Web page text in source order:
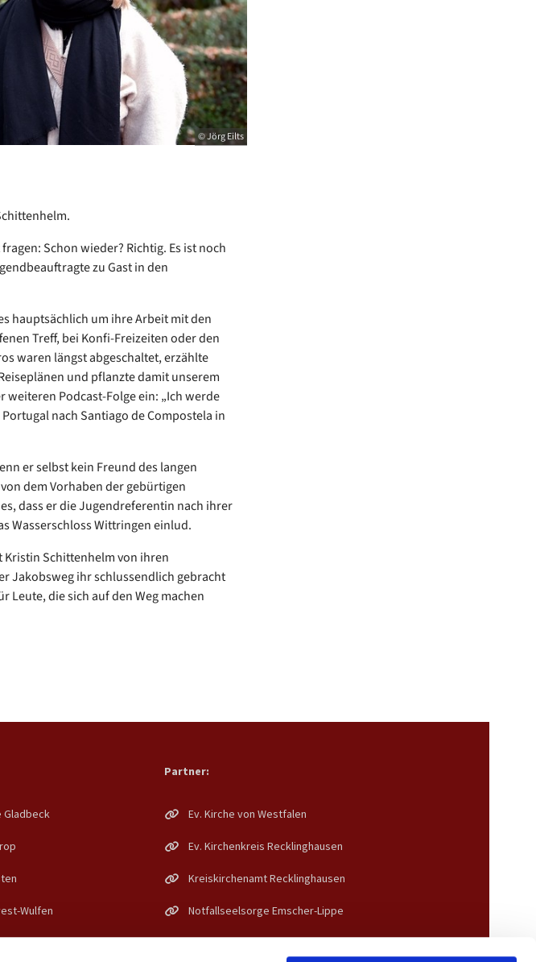
© Jörg Eilts
Schon wieder? Richtig. Es ist noch
zu Gast in den
hauptsächlich um ihre Arbeit mit den
Treff, bei Konfi-Freizeiten oder den
waren längst abgeschaltet, erzählte
und pflanzte damit unserem
Podcast-Folge ein: „Ich werde
nach Santiago de Compostela in
er selbst kein Freund des langen
dem Vorhaben der gebürtigen
dass er die Jugendreferentin nach ihrer
Wasserschloss Wittringen einlud.
Kristin Schittenhelm von ihren
Jakobsweg ihr schlussendlich gebracht
Leute, die sich auf den Weg machen
Gladbeck
Wulfen
Lippe
Partner:
Ev. Kirche von Westfalen
Ev. Kirchenkreis Recklinghausen
Kreiskirchenamt Recklinghausen
Notfallseelsorge Emscher-Lippe
Diakonisches Werk Gladbeck-Bottrop-Dorsten